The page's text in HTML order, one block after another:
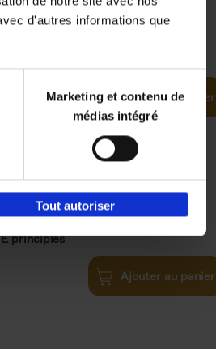
d'autres informations que
Marketing et contenu de
médias intégré
Tout autoriser
Ajouter au panier
principles €34,99
Ajouter au panier